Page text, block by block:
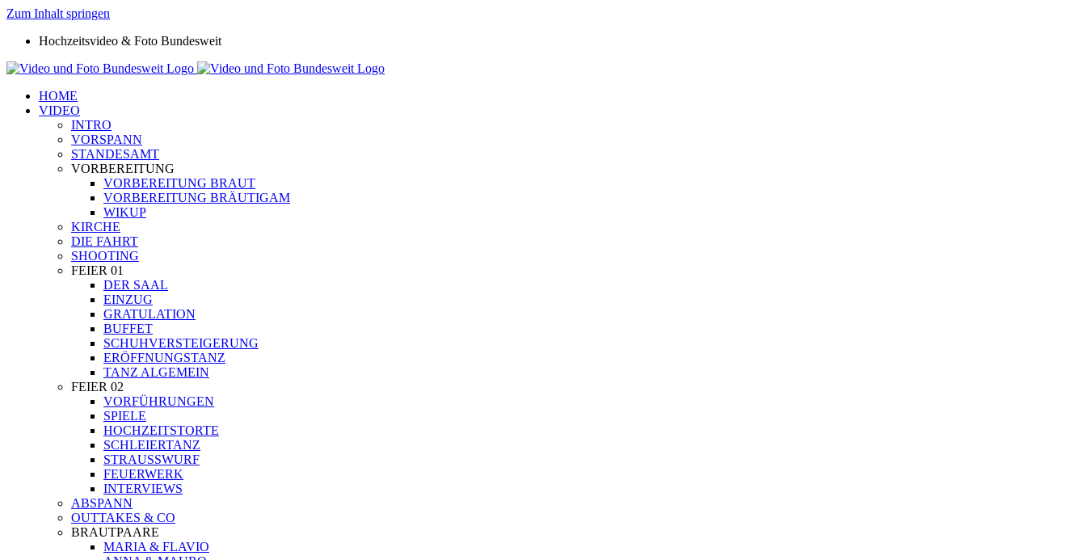
Zum Inhalt springen
Hochzeitsvideo & Foto Bundesweit
HOME
VIDEO
INTRO
VORSPANN
STANDESAMT
VORBEREITUNG
VORBEREITUNG BRAUT
VORBEREITUNG BRÄUTIGAM
WIKUP
KIRCHE
DIE FAHRT
SHOOTING
FEIER 01
DER SAAL
EINZUG
GRATULATION
BUFFET
SCHUHVERSTEIGERUNG
ERÖFFNUNGSTANZ
TANZ ALGEMEIN
FEIER 02
VORFÜHRUNGEN
SPIELE
HOCHZEITSTORTE
SCHLEIERTANZ
STRAUSSWURF
FEUERWERK
INTERVIEWS
ABSPANN
OUTTAKES & CO
BRAUTPAARE
MARIA & FLAVIO